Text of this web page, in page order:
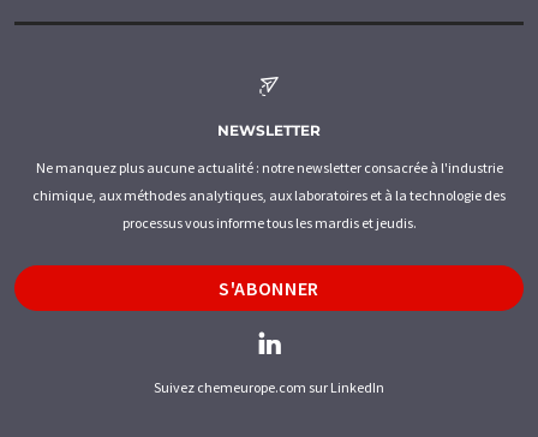
NEWSLETTER
Ne manquez plus aucune actualité : notre newsletter consacrée à l'industrie
chimique, aux méthodes analytiques, aux laboratoires et à la technologie des
processus vous informe tous les mardis et jeudis.
S'ABONNER
Suivez chemeurope.com sur LinkedIn